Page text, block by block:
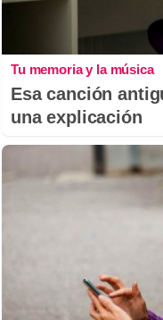
Tu memoria y la música
Esa canción
una explicación